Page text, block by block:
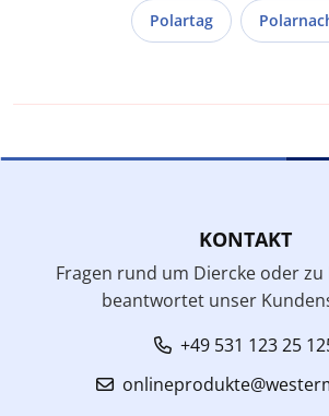
Polartag
KONTAKT
Fragen rund um Diercke oder zu
beantwortet unser
+49 531 123 25